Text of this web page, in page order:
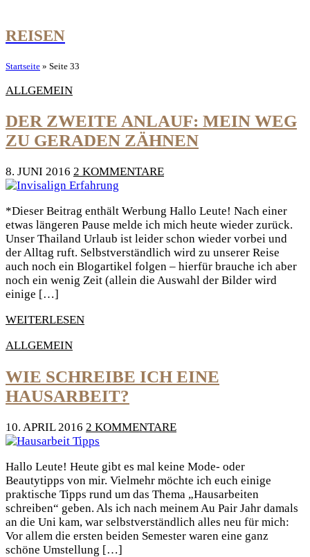
REISEN
Startseite » Seite 33
ALLGEMEIN
DER ZWEITE ANLAUF: MEIN WEG
ZU GERADEN ZÄHNEN
8. JUNI 2016 2 KOMMENTARE
*Dieser Beitrag enthält Werbung Hallo Leute! Nach einer
etwas längeren Pause melde ich mich heute wieder zurück.
Unser Thailand Urlaub ist leider schon wieder vorbei und
der Alltag ruft. Selbstverständlich wird zu unserer Reise
auch noch ein Blogartikel folgen – hierfür brauche ich aber
noch ein wenig Zeit (allein die Auswahl der Bilder wird
einige […]
WEITERLESEN
ALLGEMEIN
WIE SCHREIBE ICH EINE
HAUSARBEIT?
10. APRIL 2016 2 KOMMENTARE
Hallo Leute! Heute gibt es mal keine Mode- oder
Beautytipps von mir. Vielmehr möchte ich euch einige
praktische Tipps rund um das Thema „Hausarbeiten
schreiben“ geben. Als ich nach meinem Au Pair Jahr damals
an die Uni kam, war selbstverständlich alles neu für mich:
Vor allem die ersten beiden Semester waren eine ganz
schöne Umstellung […]